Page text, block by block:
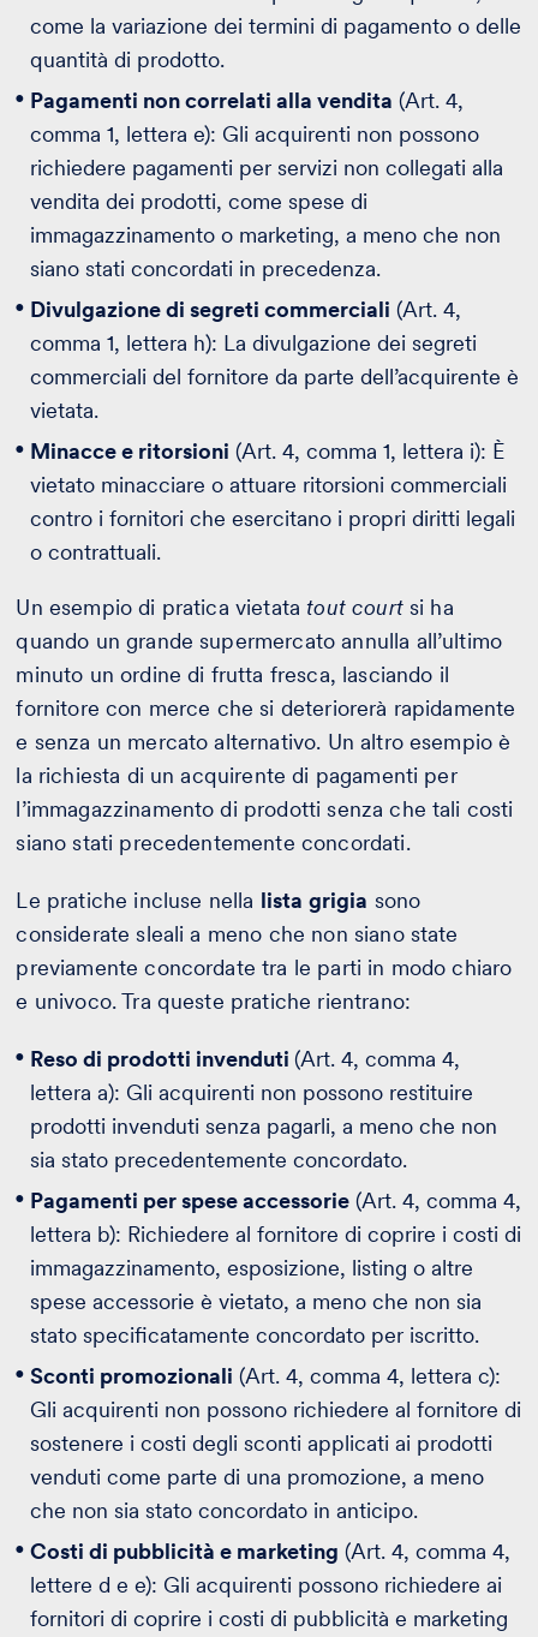
come la variazione dei termini di pagamento o delle
quantità di prodotto.
Pagamenti non correlati alla vendita (Art. 4,
comma 1, lettera e): Gli acquirenti non possono
richiedere pagamenti per servizi non collegati alla
vendita dei prodotti, come spese di
immagazzinamento o marketing, a meno che non
siano stati concordati in precedenza.
Divulgazione di segreti commerciali (Art. 4,
comma 1, lettera h): La divulgazione dei segreti
commerciali del fornitore da parte dell’acquirente è
vietata.
Minacce e ritorsioni (Art. 4, comma 1, lettera i): È
vietato minacciare o attuare ritorsioni commerciali
contro i fornitori che esercitano i propri diritti legali
o contrattuali.
Un esempio di pratica vietata tout courtsi ha
quando un grande supermercato annulla all’ultimo
minuto un ordine di frutta fresca, lasciando il
fornitore con merce che si deteriorerà rapidamente
e senza un mercato alternativo. Un altro esempio è
la richiesta di un acquirente di pagamenti per
l’immagazzinamento di prodotti senza che tali costi
siano stati precedentemente concordati.
Le pratiche incluse nella lista grigia sono
considerate sleali a meno che non siano state
previamente concordate tra le parti in modo chiaro
e univoco. Tra queste pratiche rientrano:
Reso di prodotti invenduti(Art. 4, comma 4,
lettera a): Gli acquirenti non possono restituire
prodotti invenduti senza pagarli, a meno che non
sia stato precedentemente concordato.
Pagamenti per spese accessorie (Art. 4, comma 4,
lettera b): Richiedere al fornitore di coprire i costi di
immagazzinamento, esposizione, listing o altre
spese accessorie è vietato, a meno che non sia
stato specificatamente concordato per iscritto.
Sconti promozionali (Art. 4, comma 4, lettera c):
Gli acquirenti non possono richiedere al fornitore di
sostenere i costi degli sconti applicati ai prodotti
venduti come parte di una promozione, a meno
che non sia stato concordato in anticipo.
Costi di pubblicità e marketing (Art. 4, comma 4,
lettere d e e): Gli acquirenti possono richiedere ai
fornitori di coprire i costi di pubblicità e marketing